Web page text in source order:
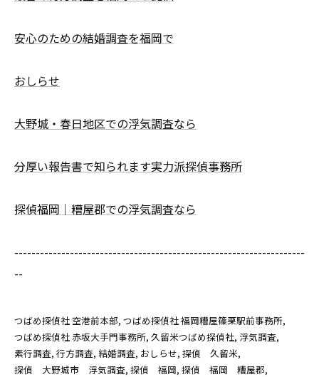
安心のための結婚調査を福岡で
おしらせ
大野城・春日地区での浮気調査なら
分厚い報告書で知られます実力派探偵事務所
探偵福岡｜糟屋郡での浮気調査なら
--------------------------------------------------------------------
--
つばめ探偵社 空港前本部 つばめ探偵社 福岡糟屋篠栗駅前事務所
つばめ探偵社 赤坂大手門事務所 久留米つばめ探偵社 浮気調査
素行調査 行方調査 結婚調査 おしらせ 探偵 久留米
探偵 大野城市 浮気調査 探偵 福岡 探偵 福岡 糟屋郡